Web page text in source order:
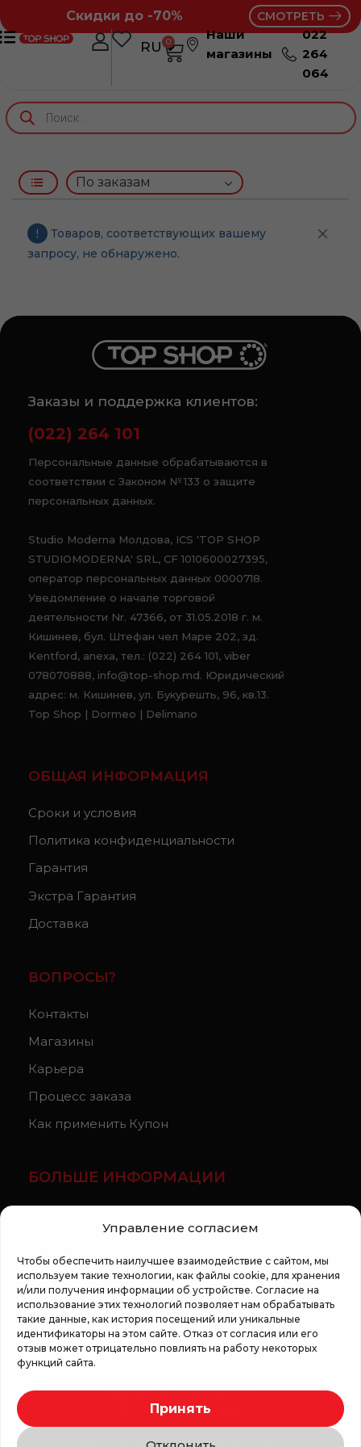
Управление согласием
Чтобы обеспечить наилучшее взаимодействие с сайтом, мы
используем такие технологии, как файлы cookie, для хранения
и/или получения информации об устройстве. Согласие на
использование этих технологий позволяет нам обрабатывать
такие данные, как история посещений или уникальные
идентификаторы на этом сайте. Отказ от согласия или его
отзыв может отрицательно повлиять на работу некоторых
функций сайта.
Принять
Скидки до -70% СМОТРЕТЬ
RU
RO
0
Наши
магазины
022
264
064
Товаров, соответствующих вашему
запросу, не обнаружено.
Заказы и поддержка клиентов:
(022) 264 101
Персональные данные обрабатываются в
соответствии с Законом № 133 о защите
персональных данных.
Studio Moderna Молдова, ICS 'TOP SHOP
STUDIOMODERNA' SRL, CF 1010600027395,
оператор персональных данных 0000718.
Уведомление о начале торговой
деятельности Nr. 47366, от 31.05.2018 г. м.
Кишинев, бул. Штефан чел Маре 202, зд.
Kentford, anexa, тел.: (022) 264 101, viber
078070888, info@top-shop.md. Юридический
адрес: м. Кишинев, ул. Букурешть, 96, кв.13.
Top Shop | Dormeo | Delimano
ОБЩАЯ ИНФОРМАЦИЯ
Сроки и условия
Политика конфиденциальности
Гарантия
Экстра Гарантия
Доставка
ВОПРОСЫ?
Контакты
Магазины
Карьера
Процесс заказа
Как применить Купон
БОЛЬШЕ ИНФОРМАЦИИ
Регламент кампании «100 zile pana la vis»
Copyright © 2026 Top Shop
Все права защищены.